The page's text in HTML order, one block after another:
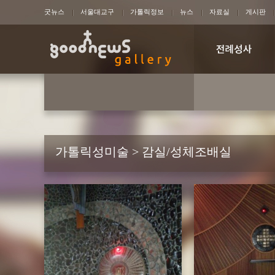
굿뉴스 서울대교구 가톨릭정보 뉴스 자료실 게시판
가톨릭성미술 > 감실/성체조배실